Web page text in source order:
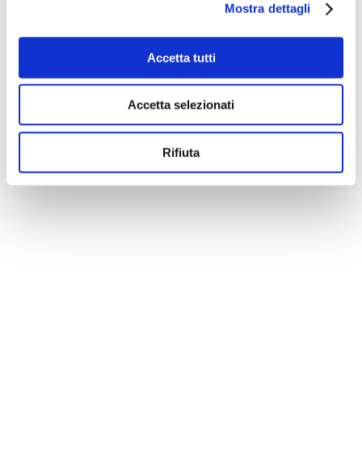
Mostra dettagli
Accetta tutti
Accetta selezionati
Rifiuta